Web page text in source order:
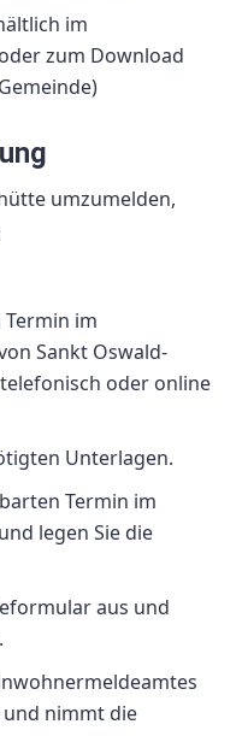
im
zum Download
umzumelden,
Termin im
Sankt Oswald-
oder online
Unterlagen.
Termin im
legen Sie die
aus und
nimmt die